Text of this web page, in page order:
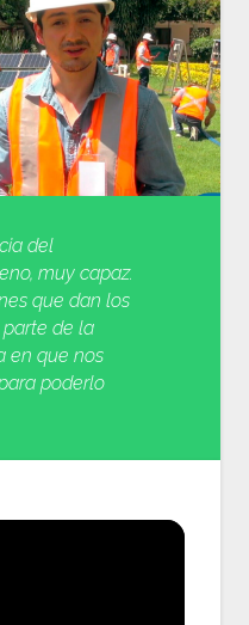
del
muy capaz.
que dan los
de la
en que nos
poderlo